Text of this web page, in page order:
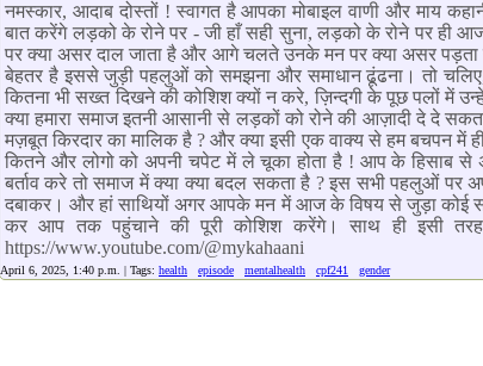
नमस्कार, आदाब दोस्तों ! स्वागत है आपका मोबाइल वाणी और माय
बात करेंगे लड़को के रोने पर - जी हाँ सही सुना, लड़को के रोने पर
पर क्या असर दाल जाता है और आगे चलते उनके मन पर क्या असर
बेहतर है इससे जुड़ी पहलुओं को समझना और समाधान ढूंढना। तो
कितना भी सख्त दिखने की कोशिश क्यों न करे, ज़िन्दगी के पूछ पलों में
क्या हमारा समाज इतनी आसानी से लड़कों को रोने की आज़ादी दे दे
मज़बूत किरदार का मालिक है ? और क्या इसी एक वाक्य से हम बचपन में
कितने और लोगो को अपनी चपेट में ले चूका होता है ! आप के हिसाब
बर्ताव करे तो समाज में क्या क्या बदल सकता है ? इस सभी पहलुओं पर
दबाकर। और हां साथियों अगर आपके मन में आज के विषय से जुड़ा कोई
कर आप तक पहुंचाने की पूरी कोशिश करेंगे। साथ ही इसी
https://www.youtube.com/@mykahaani
April 6, 2025, 1:40 p.m. | Tags: health episode mentalhealth cpf241 gender